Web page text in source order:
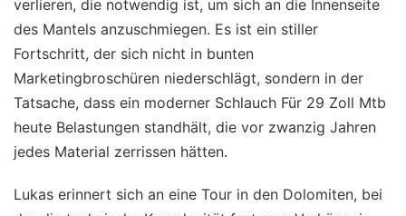
verlieren, die notwendig ist, um sich an die Innenseite
des Mantels anzuschmiegen. Es ist ein stiller
Fortschritt, der sich nicht in bunten
Marketingbroschüren niederschlägt, sondern in der
Tatsache, dass ein moderner Schlauch Für 29 Zoll Mtb
heute Belastungen standhält, die vor zwanzig Jahren
jedes Material zerrissen hätten.
Lukas erinnert sich an eine Tour in den Dolomiten, bei